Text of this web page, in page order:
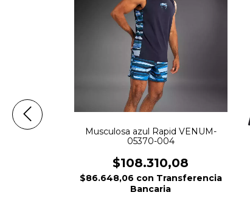
Musculosa azul Rapid VENUM-
05370-004
$108.310,08
$86.648,06 con Transferencia
Bancaria